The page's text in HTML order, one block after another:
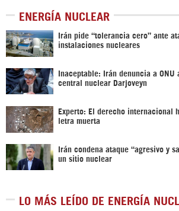
ENERGÍA NUCLEAR
Irán pide “tolerancia cero” ante
instalaciones nucleares
Inaceptable: Irán denuncia a ONU
central nuclear Darjoveyn
Experto: El derecho internacional
letra muerta
Irán condena ataque “agresivo y
un sitio nuclear
LO MÁS LEÍDO DE ENERGÍA